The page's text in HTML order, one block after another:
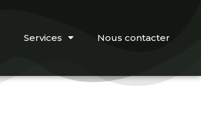
Services Nous contacter